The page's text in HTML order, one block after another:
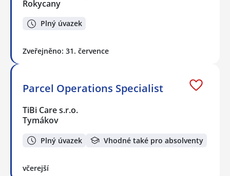
Rokycany
Plný úvazek
Zveřejněno: 31. července
Parcel Operations Specialist
TiBi Care s.r.o.
Tymákov
Plný úvazek Vhodné také pro absolventy
včerejší